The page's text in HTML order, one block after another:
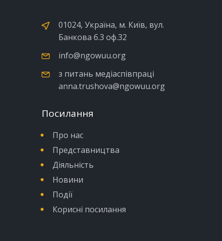
01024, Україна, м. Київ, вул.
Банкова б.3 оф.32
info@ngowuu.org
з питань медіаспівпраці
anna.trushova@ngowuu.org
Посилання
Про нас
Представництва
Діяльність
Новини
Події
Корисні посилання